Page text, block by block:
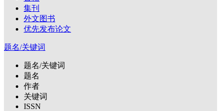
集刊
外文图书
优先发布论文
题名/关键词
题名/关键词
题名
作者
关键词
ISSN